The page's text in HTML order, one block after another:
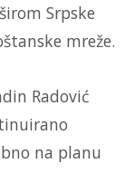
Srpske
mreže.
Radović
na planu